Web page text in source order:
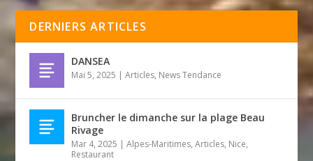
DERNIERS ARTICLES
DANSEA
Mai 5, 2025 |Articles, News Tendance
Bruncher le dimanche sur la plage Beau
Rivage
Mar 4, 2025 |Alpes-Maritimes,Articles, Nice,
Restaurant